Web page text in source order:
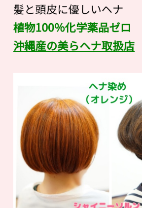
髪と頭皮に優しいヘナ
植物100％化学薬品ゼロ
沖縄産の美らヘナ取扱店